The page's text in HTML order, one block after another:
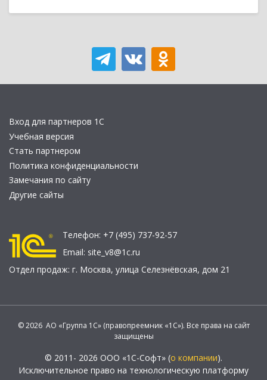
Вход для партнеров 1С
Учебная версия
Стать партнером
Политика конфиденциальности
Замечания по сайту
Другие сайты
Телефон: +7 (495) 737-92-57
Email: site_v8@1c.ru
Отдел продаж: г. Москва, улица Селезнёвская, дом 21
© 2026 АО «Группа 1С» (правопреемник «1С»). Все права на сайт
защищены
© 2011- 2026 ООО «1С-Софт» (о компании).
Исключительное право на технологическую платформу